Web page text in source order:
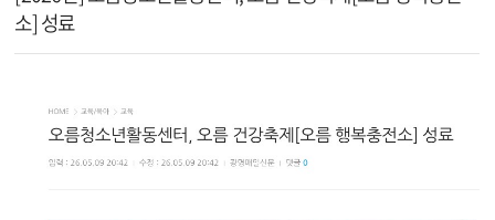
소] 성료